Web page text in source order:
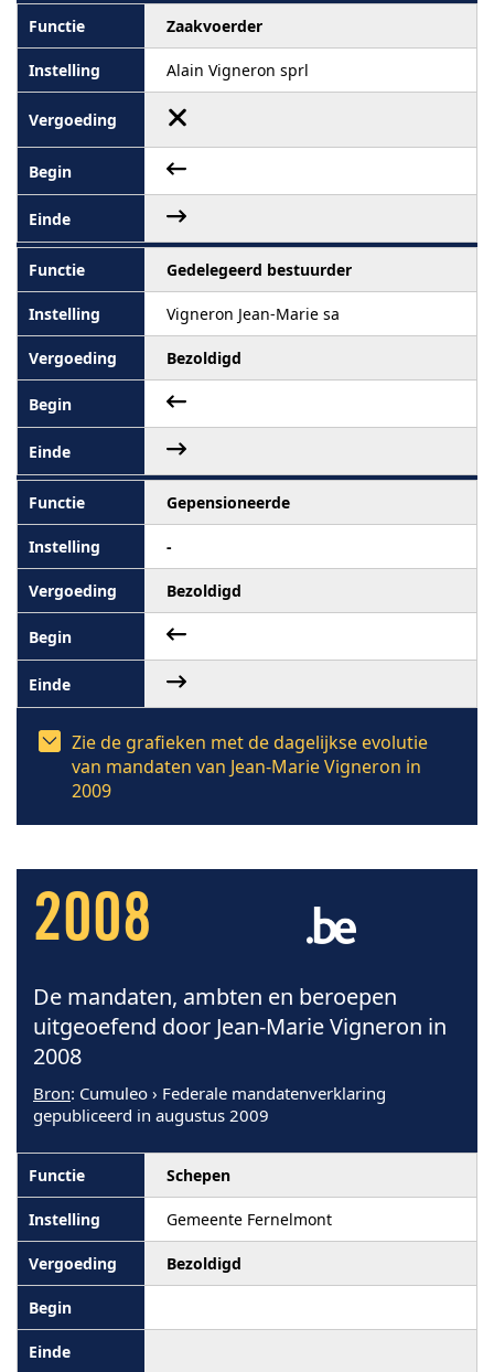
Zaakvoerder
Alain Vigneron sprl
Gedelegeerd bestuurder
Vigneron Jean-Marie sa
Bezoldigd
Gepensioneerde
-
Bezoldigd
Zie de grafieken met de dagelijkse evolutie
van mandaten van Jean-Marie Vigneron in
2009
2008
De mandaten, ambten en beroepen
uitgeoefend door Jean-Marie Vigneron in
2008
Bron: Cumuleo › Federale mandatenverklaring
gepubliceerd in augustus 2009
Schepen
Gemeente Fernelmont
Bezoldigd